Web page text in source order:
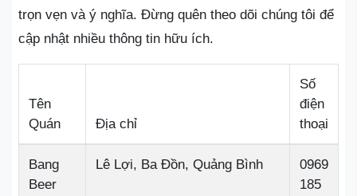
trọn vẹn và ý nghĩa. Đừng quên theo dõi chúng tôi để
cập nhật nhiều thông tin hữu ích.
Tên
Quán
Địa chỉ
Số
điện
thoại
Bang
Beer
Lê Lợi, Ba Đồn, Quảng Bình
0969
185